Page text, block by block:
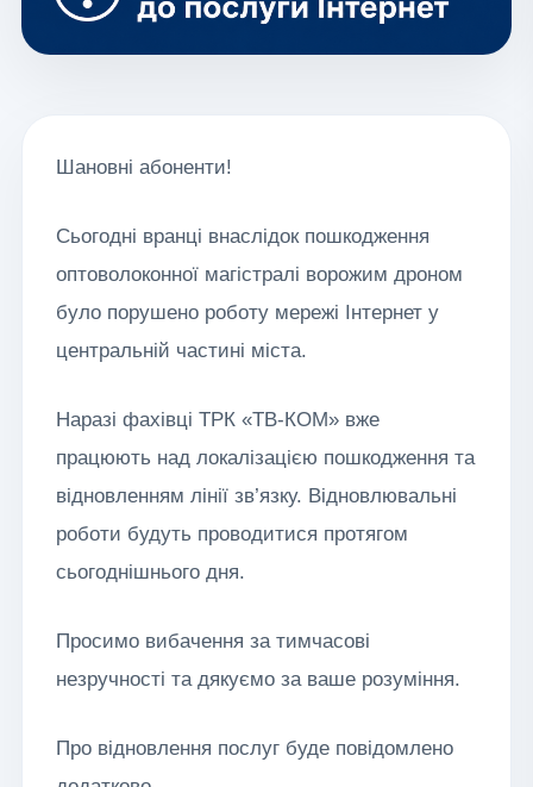
Шановні абоненти!
Сьогодні вранці внаслідок пошкодження
оптоволоконної магістралі ворожим дроном
було порушено роботу мережі Інтернет у
центральній частині міста.
Наразі фахівці ТРК «ТВ-КОМ» вже
працюють над локалізацією пошкодження та
відновленням лінії зв’язку. Відновлювальні
роботи будуть проводитися протягом
сьогоднішнього дня.
Просимо вибачення за тимчасові
незручності та дякуємо за ваше розуміння.
Про відновлення послуг буде повідомлено